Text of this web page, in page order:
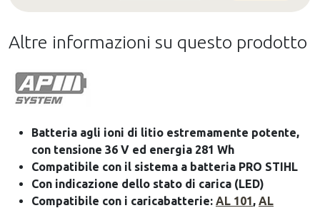
Altre informazioni su questo prodotto
Batteria agli ioni di litio estremamente potente,
con tensione 36 V ed energia 281 Wh
Compatibile con il sistema a batteria PRO STIHL
Con indicazione dello stato di carica (LED)
Compatibile con i caricabatterie: AL 101, AL